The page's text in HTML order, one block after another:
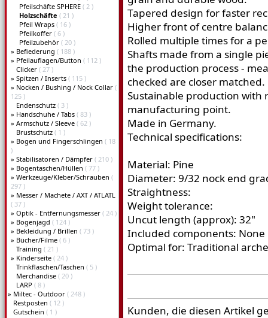
Pfeilschäfte SPHERE ( 2 )
Holzschäfte ( 21 )
Pfeil Wraps ( 16 )
Pfeilkoffer ( 6 )
Pfeilzubehör ( 20 )
» Befiederung ( 188 )
» Pfeilauflagen/Button ( 112 )
Clicker ( 27 )
» Spitzen / Inserts ( 115 )
» Nocken / Bushing / Nock Collar (
125 )
Endenschutz ( 3 )
» Handschuhe / Tabs ( 83 )
» Armschutz / Sleeve ( 62 )
Brustschutz ( 1 )
» Bogen und Fingerschlingen ( 18
)
» Stabilisatoren / Dämpfer ( 210 )
» Bogentaschen/Hüllen ( 77 )
» Werkzeuge/Kleber/Schrauben (
297 )
» Messer / Machete / AXT / ATLATL
( 37 )
» Optik - Entfernungsmesser ( 24 )
» Bogenjagd ( 124 )
» Bekleidung / Brillen ( 73 )
» Bücher/Filme ( 6 )
Training ( 21 )
» Kinderseite ( 24 )
Trinkflaschen/Taschen ( 5 )
Merchandise ( 20 )
LARP ( 8 )
» Miltec - Outdoor ( 248 )
Restposten ( 12 )
Gutschein ( 1 )
Tapered design for faster
Higher front of centre
Rolled multiple times for a
Shafts made from a single
the production process -
checked are closer matched.
Sustainable production with
manufacturing point.
Made in Germany.
Technical specifications:
Material: Pine
Diameter: 9/32 nock end
Straightness:
Weight tolerance:
Uncut length (approx): 32"
Included components: None
Optimal for: Traditional
Kunden, die diesen Artikel